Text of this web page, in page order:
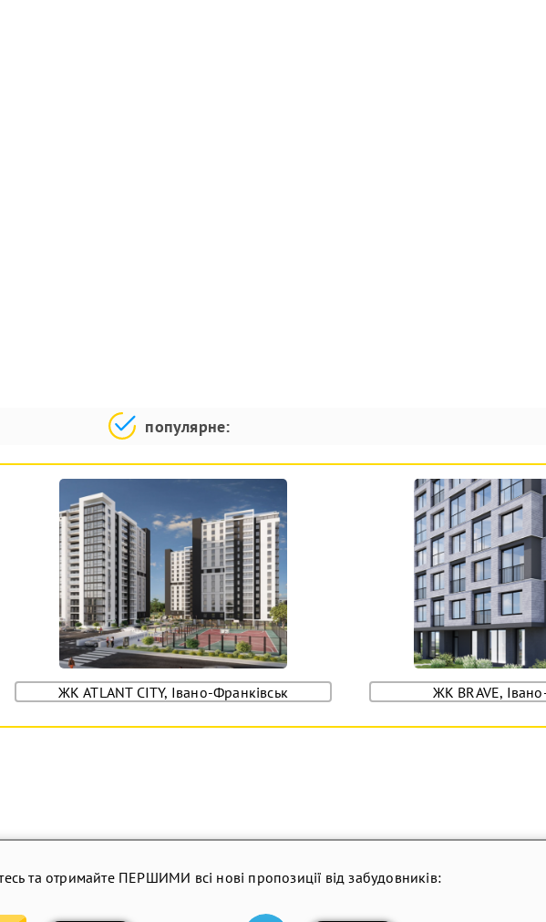
популярне:
ЖК ATLANT CITY, Івано-Франківськ ЖК BRAVE,
та отримайте ПЕРШИМИ всі нові пропозиції від забудовників: